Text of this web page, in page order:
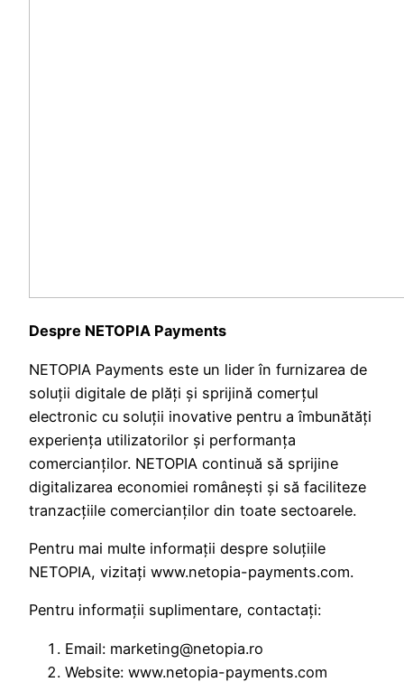
Despre NETOPIA Payments
NETOPIA Payments este un lider în furnizarea de
soluții digitale de plăți și sprijină comerțul
electronic cu soluții inovative pentru a îmbunătăți
experiența utilizatorilor și performanța
comercianților. NETOPIA continuă să sprijine
digitalizarea economiei românești și să faciliteze
tranzacțiile comercianților din toate sectoarele.
Pentru mai multe informații despre soluțiile
NETOPIA, vizitați www.netopia-payments.com.
Pentru informații suplimentare, contactați:
Email: marketing@netopia.ro
Website: www.netopia-payments.com